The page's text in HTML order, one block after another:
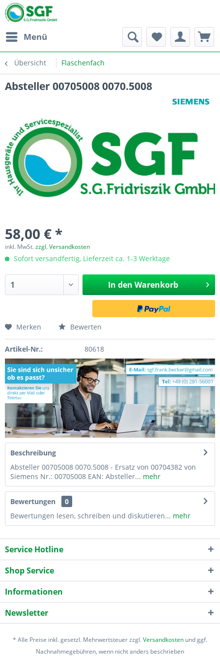
Menü
Übersicht Flaschenfach
Absteller 00705008 0070.5008
58,00 € *
inkl. MwSt.zzgl. Versandkosten
Sofort versandfertig, Lieferzeit ca. 1-3 Werktage
In den Warenkorb
Merken Bewerten
Artikel-Nr.: 80618
Beschreibung
Absteller 00705008 0070.5008 - Ersatz von 00704382 von
Siemens Nr.: 00705008 EAN: Absteller... mehr
Bewertungen
0
Bewertungen lesen, schreiben und diskutieren... mehr
Service Hotline
Shop Service
Informationen
Newsletter
* Alle Preise inkl. gesetzl. Mehrwertsteuer zzgl.Versandkosten und ggf.
Nachnahmegebühren, wenn nicht anders beschrieben